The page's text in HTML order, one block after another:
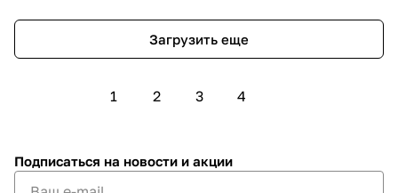
Загрузить еще
1 2 3 4
Подписаться на новости и акции